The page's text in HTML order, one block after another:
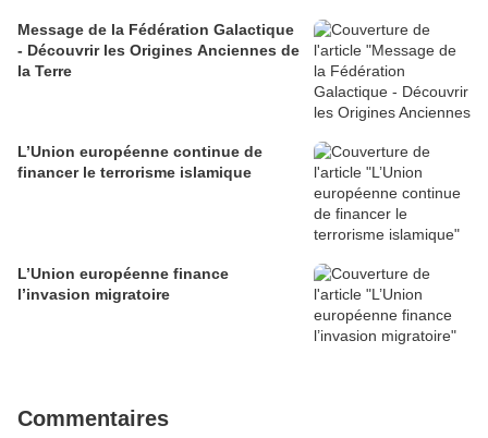
Message de la Fédération Galactique
- Découvrir les Origines Anciennes de
la Terre
L’Union européenne continue de
financer le terrorisme islamique
L’Union européenne finance
l’invasion migratoire
Commentaires